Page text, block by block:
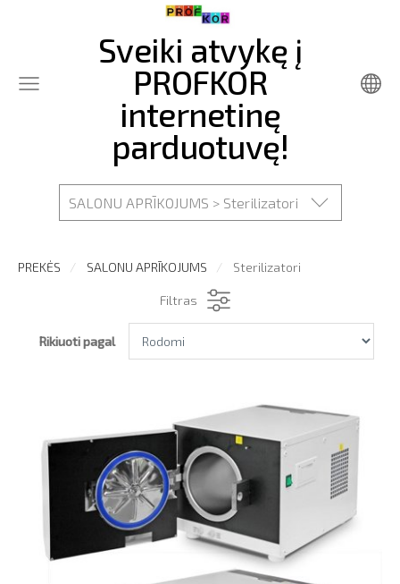
Sveiki atvykę į
PROFKOR
internetinę
parduotuvę!
SALONU APRĪKOJUMS > Sterilizatori
PREKĖS SALONU APRĪKOJUMS Sterilizatori
Filtras
Rikiuoti pagal